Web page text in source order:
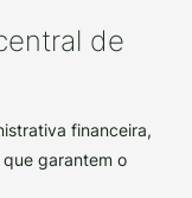
de
financeira,
garantem o